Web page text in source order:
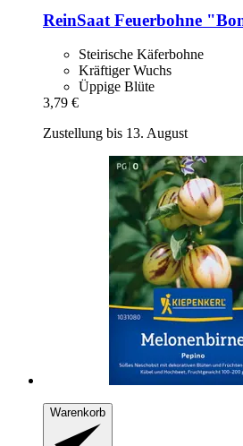
ReinSaat Feuerbohne
Steirische Käferbohne
Kräftiger Wuchs
Üppige Blüte
3,79 €
Zustellung bis 13. August
Warenkorb